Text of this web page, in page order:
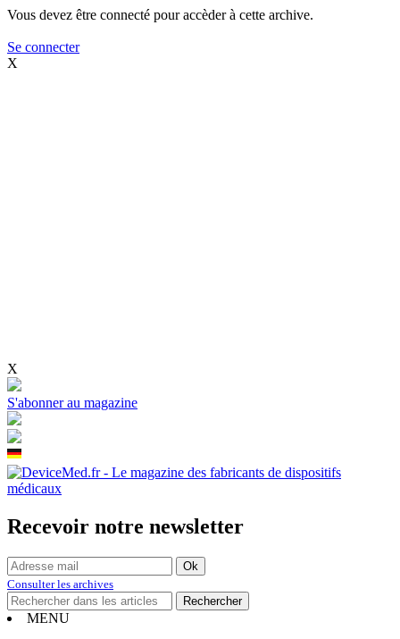
Vous devez être connecté pour accèder à cette archive.
Se connecter
X
X
S'abonner au magazine
Recevoir notre newsletter
Consulter les archives
MENU